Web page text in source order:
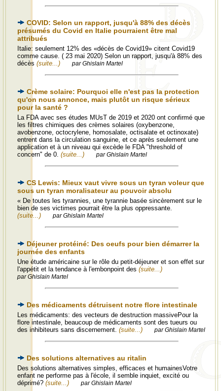
COVID: Selon un rapport, jusqu'à 88% des décès
présumés du Covid en Italie pourraient être mal
attribués
Italie: seulement 12% des «décès de Covid19» citent Covid19
comme cause. ( 23 mai 2020) Selon un rapport, jusqu'à 88% des
décès (suite...) par Ghislain Martel
Crème solaire: Pourquoi elle n'est pas la protection
qu'on nous annonce, mais plutôt un risque sérieux
pour la santé ?
La FDA avec ses études MUsT de 2019 et 2020 ont confirmé que
les filtres chimiques des crèmes solaires (oxybenzone,
avobenzone, octocrylene, homosalate, octisalate et octinoxate)
entrent dans la circulation sanguine, et ce après seulement une
application et à un niveau qui excède le FDA "threshold of
concern" de 0. (suite...) par Ghislain Martel
CS Lewis: Mieux vaut vivre sous un tyran voleur que
sous un tyran moralisateur au pouvoir absolu
« De toutes les tyrannies, une tyrannie basée sincèrement sur le
bien de ses victimes pourrait être la plus oppressante.
(suite...)
par Ghislain Martel
Déjeuner protéiné: Des oeufs pour bien démarrer la
journée des enfants
Une étude américaine sur le rôle du petit-déjeuner et son effet sur
l'appétit et la tendance à l'embonpoint des (suite...)
par Ghislain Martel
Des médicaments détruisent notre flore intestinale
Les médicaments: des vecteurs de destruction massivePour la
flore intestinale, beaucoup de médicaments sont des tueurs ou
des inhibiteurs sans discernement. (suite...) par Ghislain Martel
Des solutions alternatives au ritalin
Des solutions alternatives simples, efficaces et humainesVotre
enfant ne performe pas à l'école, il semble inquiet, excité ou
déprimé? (suite...) par Ghislain Martel